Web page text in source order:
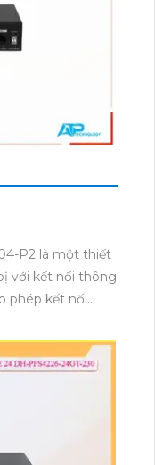
P2 là một thiết
với kết nối thông
phép kết nối
nghệ kết nối
dữ liệu cao
cũng được tích
quản lý và cấu
sự trang bị đầy
ASW04-P2 là